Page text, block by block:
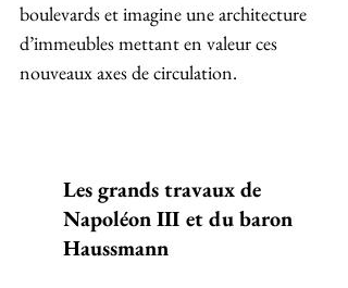
boulevards et imagine une architecture
d’immeubles mettant en valeur ces
nouveaux axes de circulation.
Les grands travaux de
Napoléon III et du baron
Haussmann